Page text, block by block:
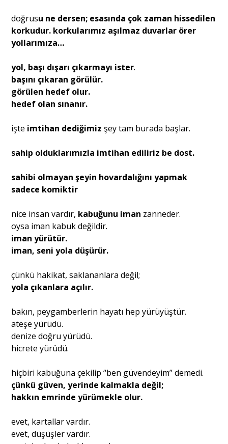
doğrusu ne dersen; esasında çok zaman hissedilen
korkudur. korkularımız aşılmaz duvarlar örer
yollarımıza…
yol, başı dışarı çıkarmayı ister.
başını çıkaran görülür.
görülen hedef olur.
hedef olan sınanır.
işte imtihan dediğimiz şey tam burada başlar.
sahip olduklarımızla imtihan ediliriz be dost.
sahibi olmayan şeyin hovardalığını yapmak
sadece komiktir
nice insan vardır, kabuğunu iman zanneder.
oysa iman kabuk değildir.
iman yürütür.
iman, seni yola düşürür.
çünkü hakikat, saklananlara değil;
yola çıkanlara açılır.
bakın, peygamberlerin hayatı hep yürüyüştür.
ateşe yürüdü.
denize doğru yürüdü.
hicrete yürüdü.
hiçbiri kabuğuna çekilip “ben güvendeyim” demedi.
çünkü güven, yerinde kalmakla değil;
hakkın emrinde yürümekle olur.
evet, kartallar vardır.
evet, düşüşler vardır.